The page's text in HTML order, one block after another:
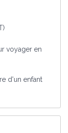
voyager en
d'un enfant